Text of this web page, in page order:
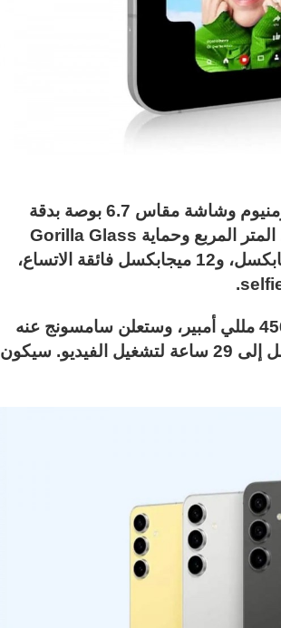
سيحتوي Samsung Galaxy S24 FE على إطار من الألومنيوم وشاشة مقاس 6.7 بوصة بدقة
FullHD + 120 هرتز مع سطوع يصل إلى 1900 شمعة في المتر المربع وحماية Gorilla Glass
Victus +. وسيحتوي على أربع كاميرات – أساسية 50 ميجابكسل، و12 ميجابكسل فائقة الاتساع،
سيتم تزويد هاتف Galaxy S24 FE ببطارية تبلغ سعتها 4565 مللي أمبير، وستعلن سامسونج عنه
بعمر بطارية يصل إلى 78 ساعة لتشغيل الموسيقى وما يصل إلى 29 ساعة لتشغيل الفيديو. سيكون